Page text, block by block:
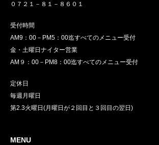
０７２１－８１－８６０１
受付時間
AM9：00－PM5：00迄すべてのメニュー受付
金・土曜日ナイター営業
AM９：00－PM8：00迄すべてのメニュー受付
定休日
毎週月曜日
第2.3火曜日(月曜日が２回目と３回目の翌日)
MENU